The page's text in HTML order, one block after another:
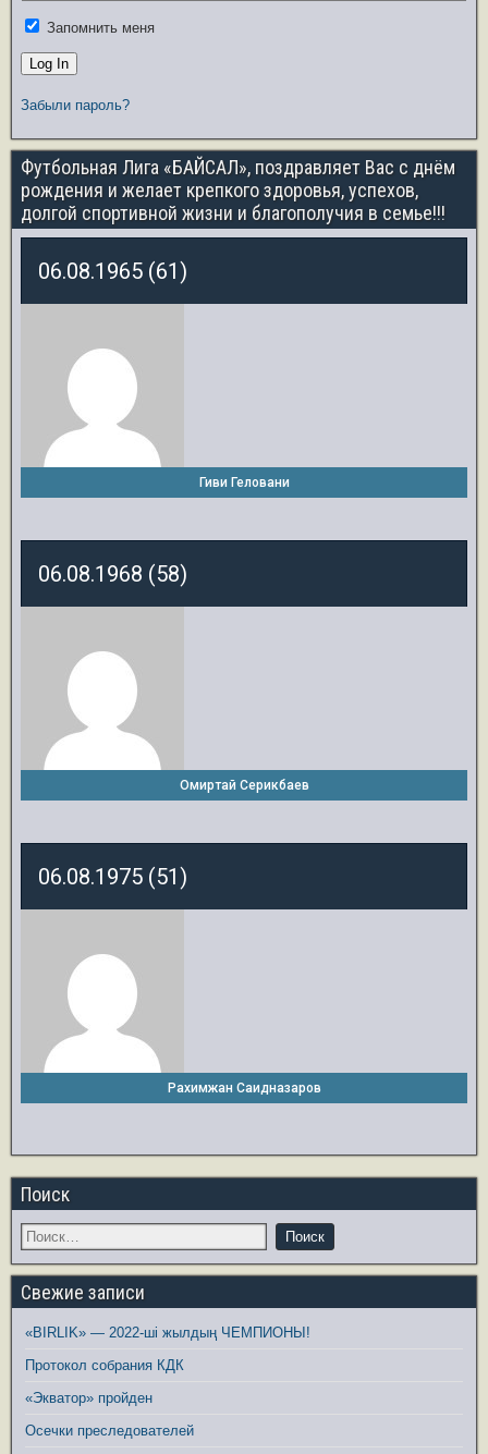
Запомнить меня
Забыли пароль?
Футбольная Лига «БАЙСАЛ», поздравляет Вас с днём
рождения и желает крепкого здоровья, успехов,
долгой спортивной жизни и благополучия в семье!!!
06.08.1965 (61)
Гиви Геловани
06.08.1968 (58)
Омиртай Серикбаев
06.08.1975 (51)
Рахимжан Саидназаров
Поиск
Свежие записи
«BIRLIK» — 2022-ші жылдың ЧЕМПИОНЫ!
Протокол собрания КДК
«Экватор» пройден
Осечки преследователей